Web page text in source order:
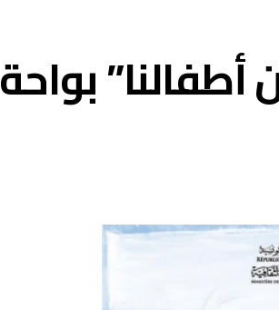
أطفالنا” بواحة